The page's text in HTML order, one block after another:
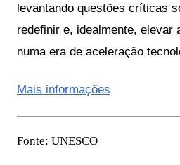
levantando questões críticas
redefinir e, idealmente, elevar
numa era de aceleração
Mais informações
Fonte: UNESCO